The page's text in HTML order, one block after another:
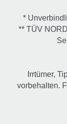
*
** TÜV
Irrtümer,
vorbehalten.